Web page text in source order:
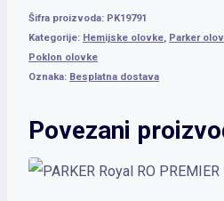
Šifra proizvoda: PK19791
Kategorije: Hemijske olovke, Parker
Poklon olovke
Oznaka: Besplatna dostava
Povezani